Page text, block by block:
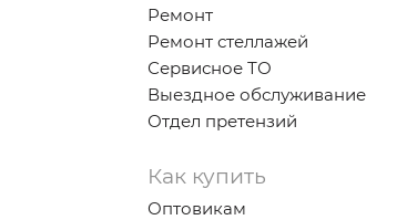
Ремонт
Ремонт стеллажей
Сервисное ТО
Выездное обслуживание
Отдел претензий
Как купить
Оптовикам